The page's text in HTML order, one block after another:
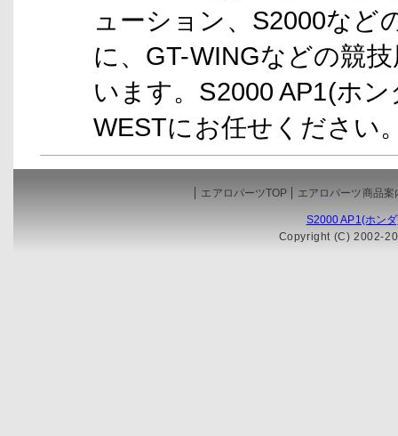
ューション、S2000など
に、GT-WINGなどの競
います。S2000 AP1(ホ
WESTにお任せください
エアロパーツTOP エアロパーツ商品案
S2000 AP1(ホン
Copyright (C) 2002-